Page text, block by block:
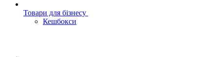
Товари для бізнесу
Кешбокси